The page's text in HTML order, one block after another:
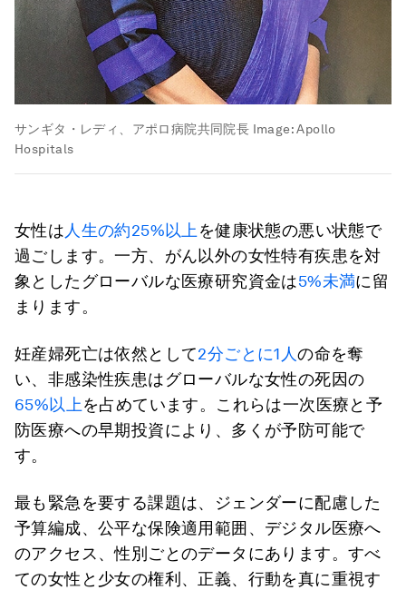
サンギタ・レディ、アポロ病院共同院長 Image:Apollo
Hospitals
女性は人生の約25%以上を健康状態の悪い状態で
過ごします。一方、がん以外の女性特有疾患を対
象としたグローバルな医療研究資金は5%未満に留
まります。
妊産婦死亡は依然として2分ごとに1人の命を奪
い、非感染性疾患はグローバルな女性の死因の
65%以上を占めています。これらは一次医療と予
防医療への早期投資により、多くが予防可能で
す。
最も緊急を要する課題は、ジェンダーに配慮した
予算編成、公平な保険適用範囲、デジタル医療へ
のアクセス、性別ごとのデータにあります。すべ
ての女性と少女の権利、正義、行動を真に重視す